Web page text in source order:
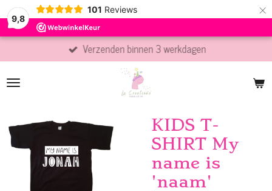
9,8
101 Reviews ×
Verzenden binnen 3 werkdagen
KIDS T-
SHIRT My
name is
'naam'